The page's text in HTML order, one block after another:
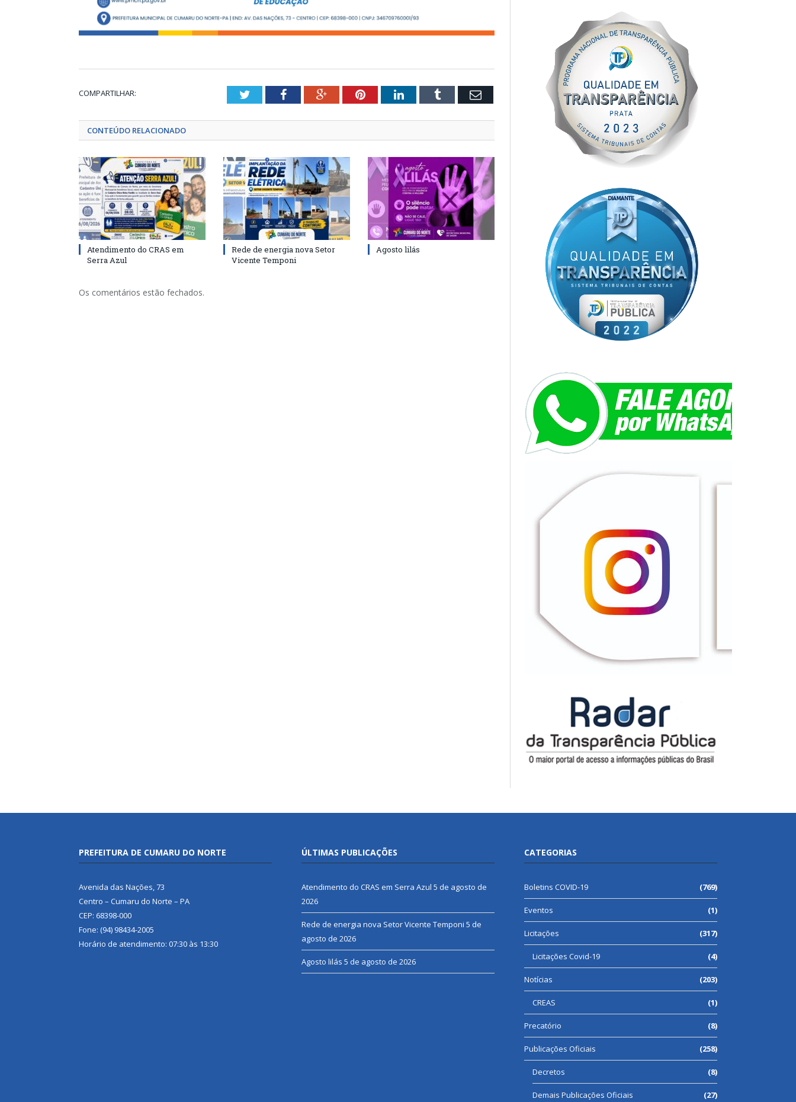
COMPARTILHAR: TwitterFacebookGoogle+PinterestLinkedInTumblr Email
CONTEÚDO RELACIONADO
Atendimento do CRAS em
Serra Azul
Rede de energia nova Setor
Vicente Temponi
Agosto lilás
Os comentários estão fechados.
PREFEITURA DE CUMARU DO NORTE
Avenida das Nações, 73
Centro – Cumaru do Norte – PA
CEP: 68398-000
Fone: (94) 98434-2005
Horário de atendimento: 07:30 às 13:30
ÚLTIMAS PUBLICAÇÕES
Atendimento do CRAS em Serra Azul 5 de agosto de
2026
Rede de energia nova Setor Vicente Temponi 5 de
agosto de 2026
Agosto lilás 5 de agosto de 2026
CATEGORIAS
Boletins COVID-19 (769)
Eventos (1)
Licitações (317)
Licitações Covid-19 (4)
Notícias (203)
CREAS (1)
Precatório (8)
Publicações Oficiais (258)
Decretos (8)
Demais Publicações Oficiais (27)